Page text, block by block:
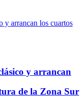
y arrancan
de la Zona Sur